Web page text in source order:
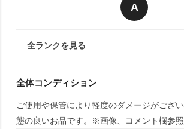
A
全ランクを見る
全体コンディション
ご使用や保管により軽度のダメージがござ
態の良いお品です。※画像、コメント欄参照